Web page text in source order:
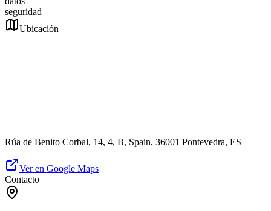
seguridad
Ubicación
Rúa de Benito Corbal, 14, 4, B, Spain, 36001 Pontevedra, ES
Ver en Google Maps
Contacto